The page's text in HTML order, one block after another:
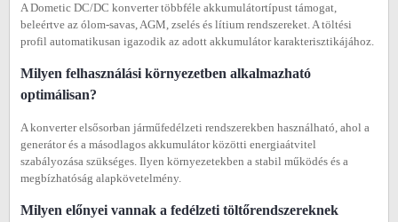
A Dometic DC/DC konverter többféle akkumulátortípust támogat,
beleértve az ólom-savas, AGM, zselés és lítium rendszereket. A töltési
profil automatikusan igazodik az adott akkumulátor karakterisztikájához.
Milyen felhasználási környezetben alkalmazható
optimálisan?
A konverter elsősorban járműfedélzeti rendszerekben használható, ahol a
generátor és a másodlagos akkumulátor közötti energiaátvitel
szabályozása szükséges. Ilyen környezetekben a stabil működés és a
megbízhatóság alapkövetelmény.
Milyen előnyei vannak a fedélzeti töltőrendszereknek